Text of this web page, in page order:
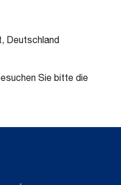
Deutschland
Sie bitte die